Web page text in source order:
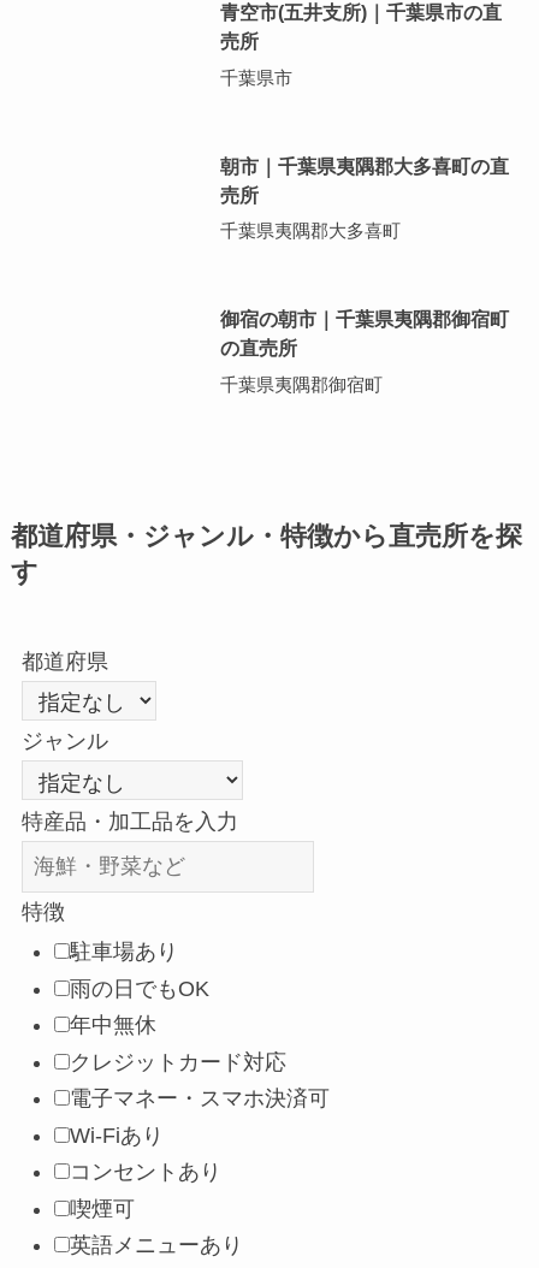
青空市(五井支所)｜千葉県市の直
売所
千葉県市
朝市｜千葉県夷隅郡大多喜町の直
売所
千葉県夷隅郡大多喜町
御宿の朝市｜千葉県夷隅郡御宿町
の直売所
千葉県夷隅郡御宿町
都道府県・ジャンル・特徴から直売所を探
す
都道府県
ジャンル
特産品・加工品を入力
特徴
駐車場あり
雨の日でもOK
年中無休
クレジットカード対応
電子マネー・スマホ決済可
Wi-Fiあり
コンセントあり
喫煙可
英語メニューあり